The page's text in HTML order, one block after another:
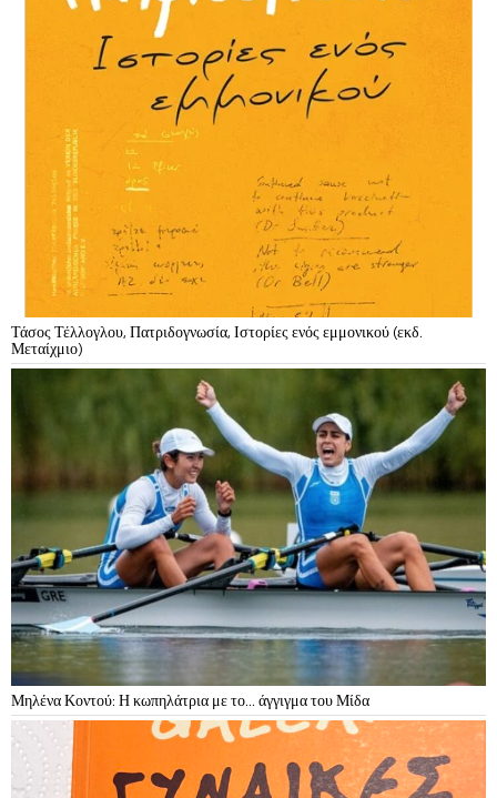
Τάσος Τέλλογλου, Πατριδογνωσία, Ιστορίες ενός εμμονικού (εκδ.
Μεταίχμιο)
Μηλένα Κοντού: Η κωπηλάτρια με το… άγγιγμα του Μίδα